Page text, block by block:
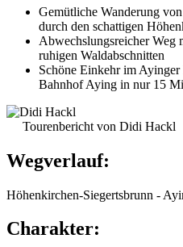
Gemütliche Wanderung
durch den schattigen
Abwechslungsreicher Weg
ruhigen Waldabschnitten
Schöne Einkehr im
Bahnhof Aying in nur 15
Tourenbericht von Didi Hackl
Wegverlauf:
Höhenkirchen-Siegertsbrunn -
Charakter: